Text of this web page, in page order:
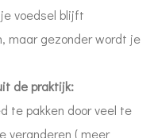
voedsel blijft
maar gezonder wordt je
de praktijk:
te pakken door veel te
veranderen ( meer